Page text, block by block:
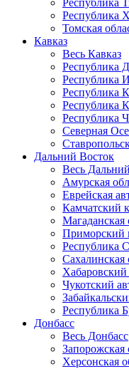
Республика
Республика
Томская
Кавказ
Весь Кавказ
Республика
Республика
Республика
Республика
Республика
Северная
Дальний Восток
Весь
Амурская
Еврейская
Камчатский
Магаданская
Приморский
Республика
Сахалинская
Хабаровский
Чукотский
Республика
Донбасс
Весь Донбасс
Запорожская
Херсонская